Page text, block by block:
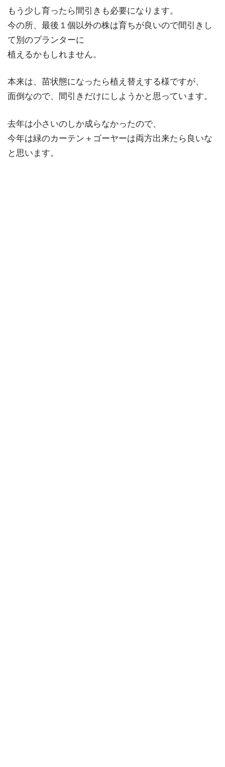
もう少し育ったら間引きも必要になります。
今の所、最後１個以外の株は育ちが良いので間引きし
て別のプランターに
植えるかもしれません。
本来は、苗状態になったら植え替えする様ですが、
面倒なので、間引きだけにしようかと思っています。
去年は小さいのしか成らなかったので、
今年は緑のカーテン＋ゴーヤーは両方出来たら良いな
と思います。